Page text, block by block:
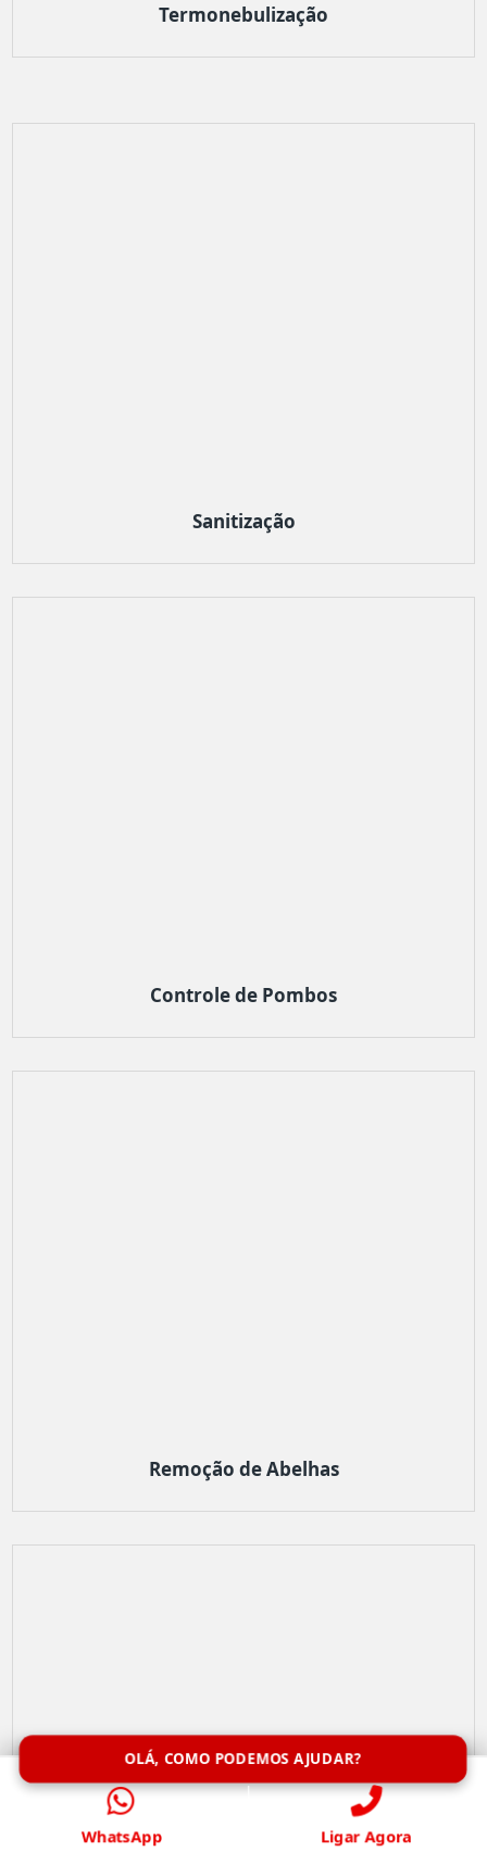
Termonebulização
Sanitização
Controle de Pombos
Remoção de Abelhas
OLÁ, COMO PODEMOS AJUDAR?
WhatsApp Ligar Agora